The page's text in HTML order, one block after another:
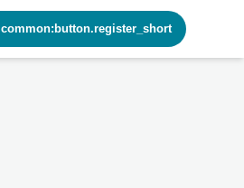
common:button.register_short